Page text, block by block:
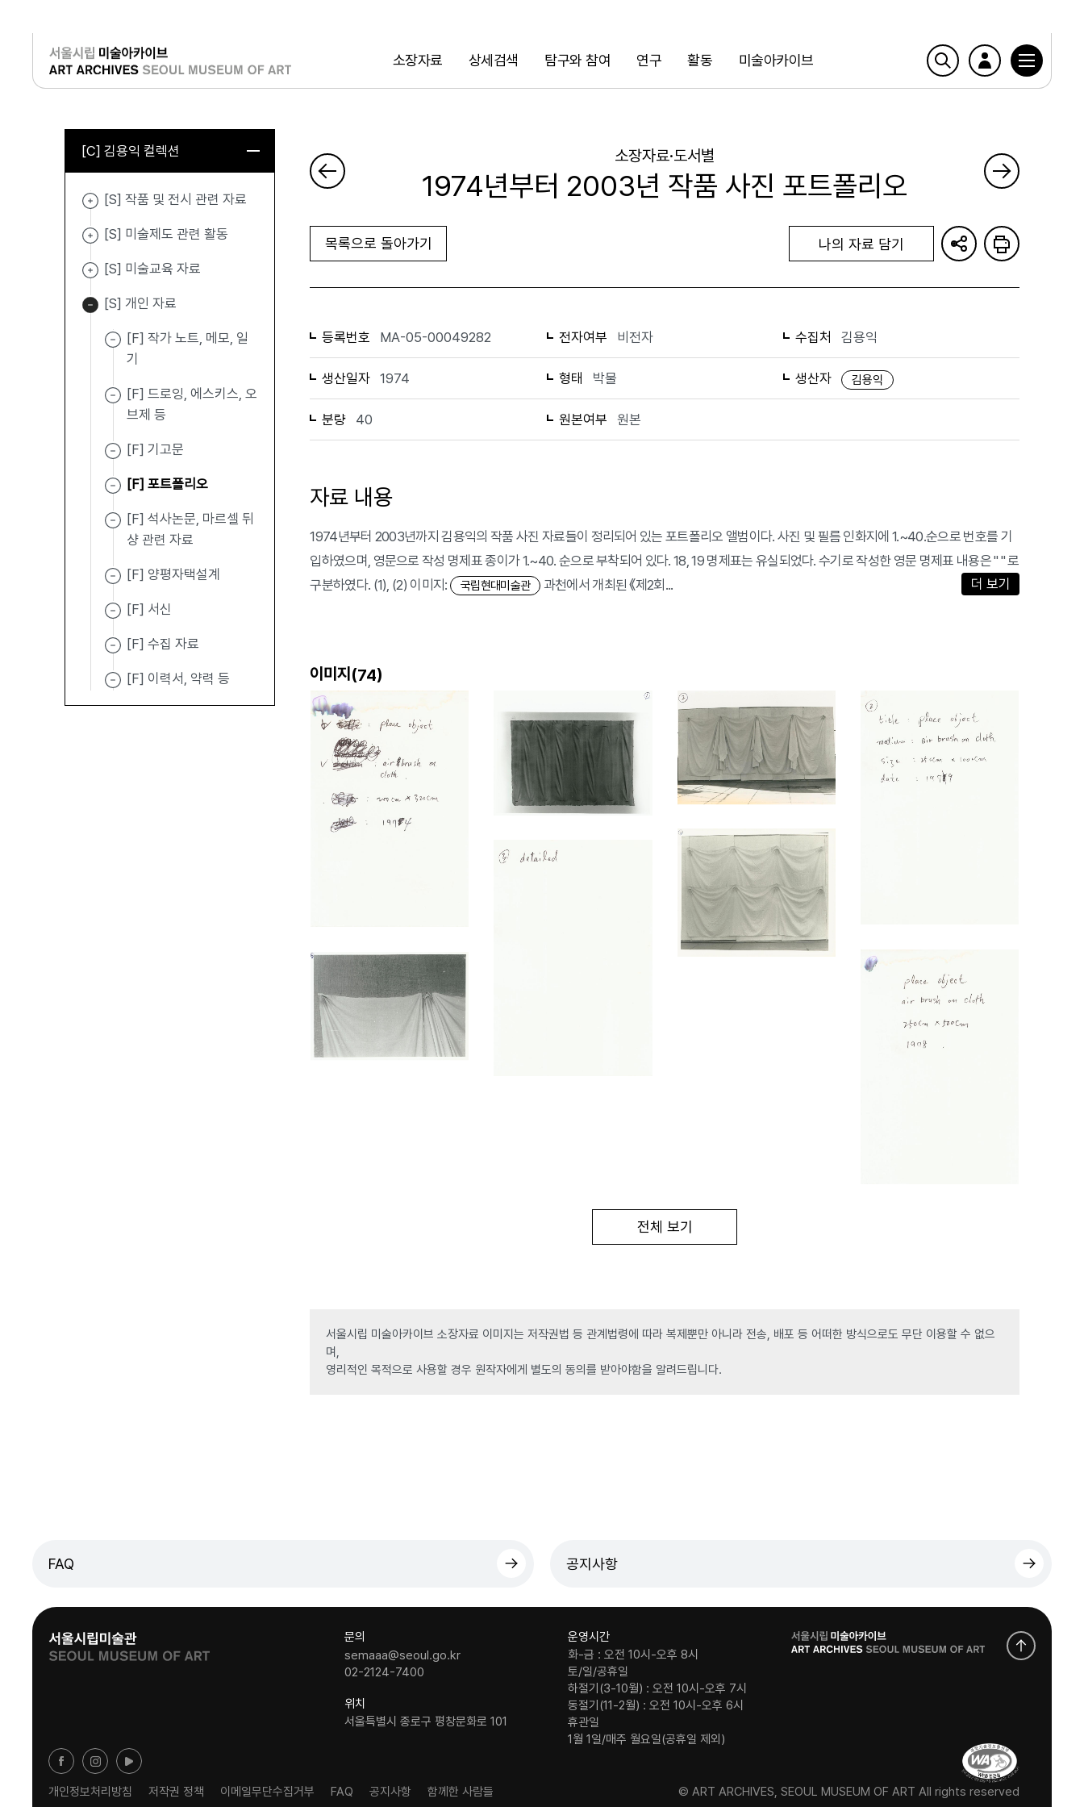
소장자료 상세검색 탐구와 참여 연구 활동 미술아카이브
검색
로그인
[C] 김용익 컬렉션
[S] 작품 및 전시 관련 자료
[S] 미술제도 관련 활동
[S] 미술교육 자료
[S] 개인 자료
[F] 작가 노트, 메모, 일
기
[F] 드로잉, 에스키스, 오
브제 등
[F] 기고문
[F] 포트폴리오
[F] 석사논문, 마르셀 뒤
샹 관련 자료
[F] 양평자택설계
[F] 서신
[F] 수집 자료
[F] 이력서, 약력 등
소장자료·도서별
1974년부터 2003년 작품 사진 포트폴리오
목록으로 돌아가기 나의 자료 담기
등록번호 MA-05-00049282 전자여부 비전자 수집처 김용익
생산일자 1974 형태 박물 생산자 김용익
분량 40 원본여부 원본
자료 내용
1974년부터 2003년까지 김용익의 작품 사진 자료들이 정리되어 있는 포트폴리오 앨범이다. 사진 및 필름 인화지에 1.~40.순으로 번호를 기
입하였으며, 영문으로 작성 명제표 종이가 1.~40. 순으로 부착되어 있다. 18, 19 명제표는 유실되었다. 수기로 작성한 영문 명제표 내용은 " " 로
구분하였다. (1), (2) 이미지:
국립현대미술관 과천에서 개최된 《제2회... 더 보기
이미지(74)
전체 보기
서울시립 미술아카이브 소장자료 이미지는 저작권법 등 관계법령에 따라 복제뿐만 아니라 전송, 배포 등 어떠한 방식으로도 무단 이용할 수 없으
며,
영리적인 목적으로 사용할 경우 원작자에게 별도의 동의를 받아야함을 알려드립니다.
FAQ 공지사항
문의
semaaa@seoul.go.kr
02-2124-7400
위치
서울특별시 종로구 평창문화로 101
운영시간
화-금 : 오전 10시-오후 8시
토/일/공휴일
하절기(3-10월) : 오전 10시-오후 7시
동절기(11-2월) : 오전 10시-오후 6시
휴관일
1월 1일/매주 월요일(공휴일 제외)
로
고
개인정보처리방침 저작권 정책 이메일무단수집거부 FAQ 공지사항 함께한 사람들 © ART ARCHIVES, SEOUL MUSEUM OF ART All rights reserved